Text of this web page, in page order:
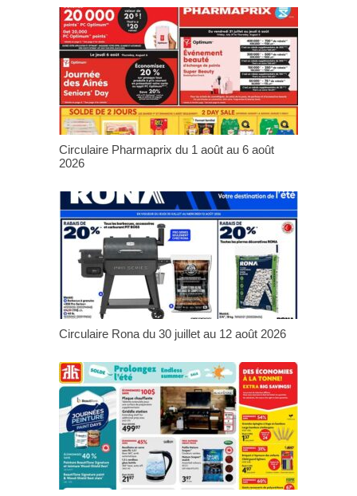
Circulaire Pharmaprix du 1 août au 6 août
2026
Circulaire Rona du 30 juillet au 12 août 2026